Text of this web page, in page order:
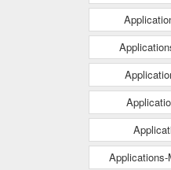
Applications-